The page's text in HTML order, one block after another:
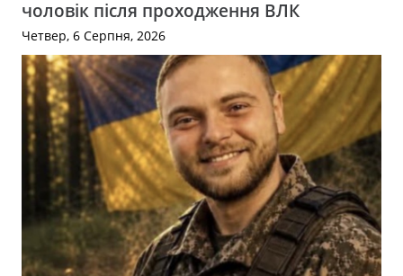
чоловік після проходження ВЛК
Четвер, 6 Серпня, 2026